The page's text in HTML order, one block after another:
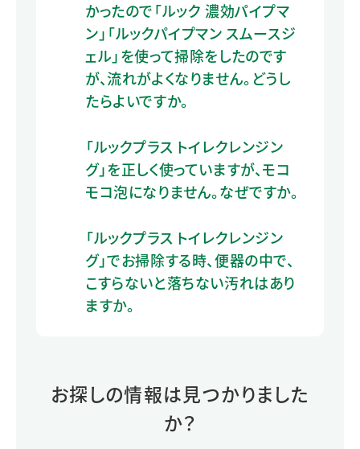
かったので「ルック 濃効パイプマ
ン」「ルックパイプマン スムースジ
ェル」を使って掃除をしたのです
が、流れがよくなりません。どうし
たらよいですか。
「ルックプラス トイレクレンジン
グ」を正しく使っていますが、モコ
モコ泡になりません。なぜですか。
「ルックプラス トイレクレンジン
グ」でお掃除する時、便器の中で、
こすらないと落ちない汚れはあり
ますか。
お探しの情報は見つかりました
か？